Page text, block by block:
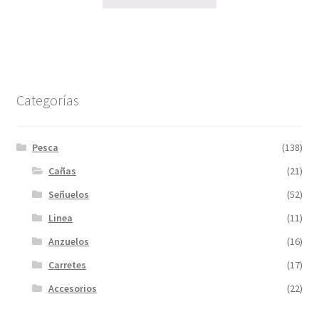
Categorías
Pesca
(138)
Cañas
(21)
Señuelos
(52)
Linea
(11)
Anzuelos
(16)
Carretes
(17)
Accesorios
(22)